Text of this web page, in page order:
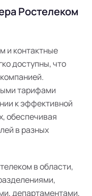
Ростелеком
и контактные
доступны, что
тарифами
к эффективной
обеспечивая
в разных
в области,
департаментами,